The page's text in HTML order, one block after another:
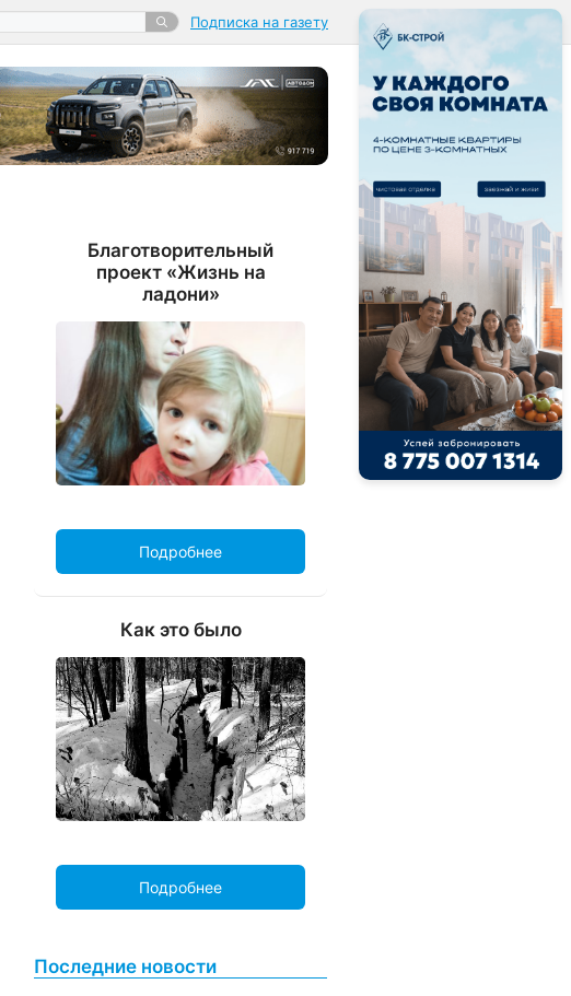
Подписка на газету
Благотворительный
проект «Жизнь на
ладони»
Подробнее
Как это было
Подробнее
Последние новости